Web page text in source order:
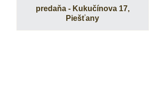
predaňa - Kukučínova 17,
Piešťany